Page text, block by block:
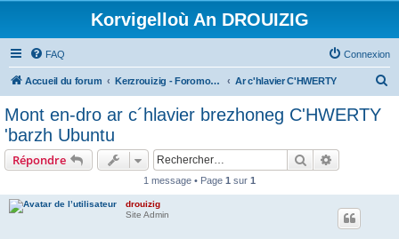
Korvigelloù An DROUIZIG
FAQ Connexion
Accueil du forum Kerzrouizig - Foromoù An Drouizig Ar c'hlavier C'HWERTY
Mont en-dro ar c´hlavier brezhoneg C'HWERTY
'barzh Ubuntu
Répondre Rechercher
1 message • Page 1 sur 1
drouizig
Site Admin